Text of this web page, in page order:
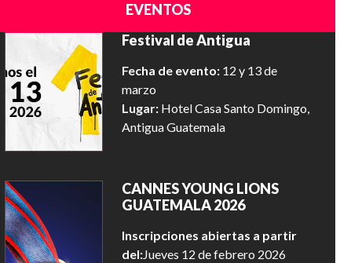
EVENTOS
Festival de Antigua
Fecha de evento: 12 y 13 de
marzo
Lugar: Hotel Casa Santo Domingo,
Antigua Guatemala
CANNES YOUNG LIONS
GUATEMALA 2026
Inscripciones abiertas a partir
del:Jueves 12 de febrero 2026